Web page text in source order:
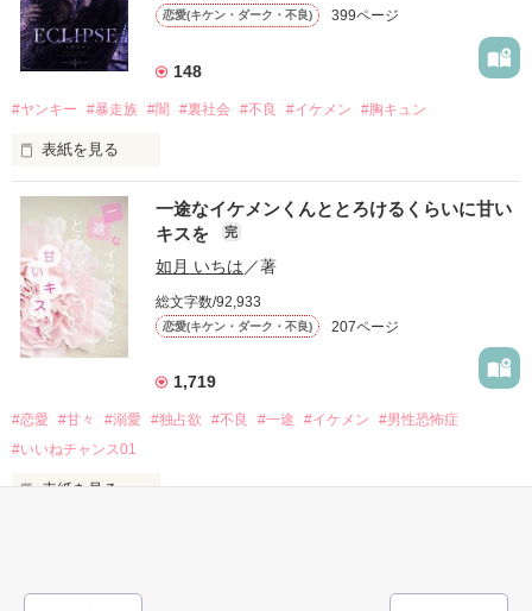
もう会うことはないと思っていたのに、
高校生になって再会した彼は、隣の学校で”王子様”と呼ばれる
他の女の子には冷たいのに
私にだけ昔と変わらない笑顔を向けてくる。
「澪ちゃん。」
それは止まっていた恋が再び動き始める合図──。
✨.ﾟ･*..☆.｡.:*✨.☆.｡.:. *:ﾟ✨.ﾟ･*..☆.｡.:*✨
冴木澪-SaekiMio
恋愛(キケン・ダーク・不良) 399ページ
148
#ヤンキー #暴走族 #闇 #裏社会 #不良 #イケメン #胸キュン
表紙を見る
表紙画像はAIです
作品を読む
一途なイケメンくんととろけるくらいに甘い
キスを
完
如月 いちは ／著
総文字数/92,933
恋愛(キケン・ダーク・不良) 207ページ
1,719
#恋愛 #甘々 #溺愛 #独占欲 #不良 #一途 #イケメン
#男性恐怖症
#いいねチャンス01
表紙を見る
「瑠莉に一目惚れしたんだよ……悪いかよ」